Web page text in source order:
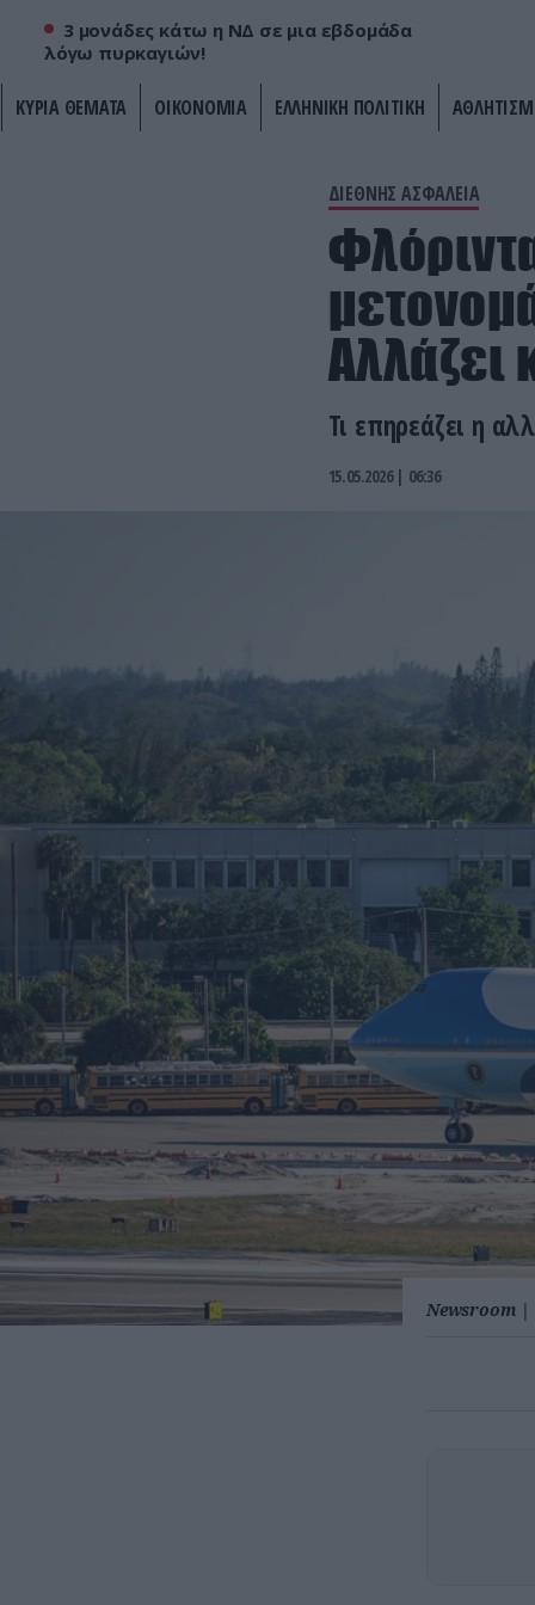
3 μονάδες κάτω η ΝΔ σε μια εβδομάδα
λόγω πυρκαγιών!
ΚΥΡΙΑ ΘΕΜΑΤΑ ΟΙΚΟΝΟΜΙΑ ΕΛΛΗΝΙΚΗ ΠΟΛΙΤΙΚΗ
ΔΙΕΘΝΗΣ ΑΣΦΑΛΕΙΑ
Αλλάζει
Τι επηρεάζει η
15.05.2026 | 06:36
Newsroom |